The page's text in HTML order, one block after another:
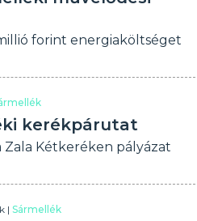
forint energiaköltséget
kerékpárutat
Zala Kétkeréken pályázat
|Sármellék